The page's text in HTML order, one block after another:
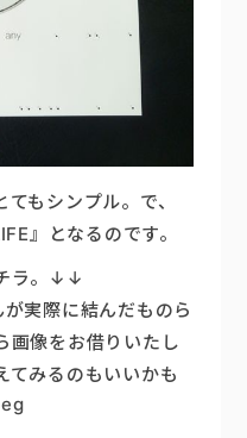
もシンプル。で、
』となるのです。
ラ。↓↓
実際に結んだものら
画像をお借りいたし
てみるのもいいかも